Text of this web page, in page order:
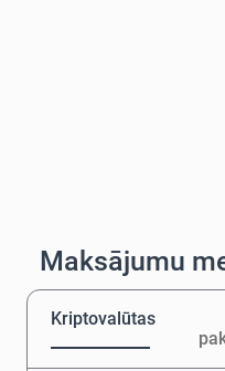
Maksājumu
Kriptovalūtas